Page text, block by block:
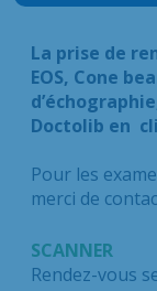
La prise de
EOS, Cone
Doctolib en
Pour les
merci de
SCANNER
Rendez-vous